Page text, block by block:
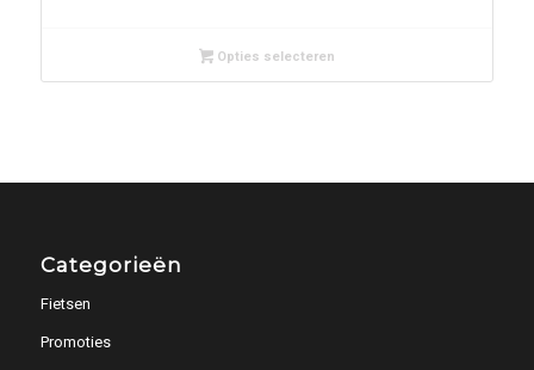
Opties selecteren
Categorieën
Fietsen
Promoties